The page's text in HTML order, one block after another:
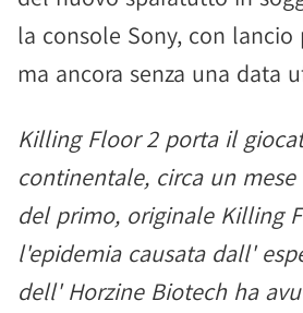
la console Sony, con lancio
ma ancora senza una data
Killing Floor 2 porta il
continentale, circa un
del primo, originale Killing
l'epidemia causata dall'
dell' Horzine Biotech ha